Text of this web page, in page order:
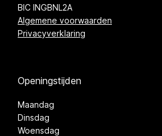
BIC INGBNL2A
Algemene voorwaarden
Privacyverklaring
Openingstijden
Maandag
Dinsdag
Woensdag